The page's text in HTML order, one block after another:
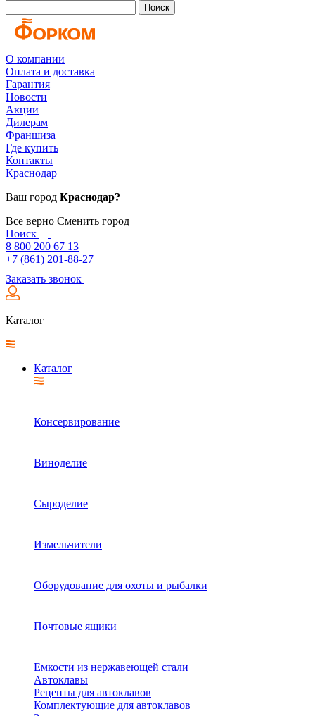
Поиск
О компании
Оплата и доставка
Гарантия
Новости
Акции
Дилерам
Франшиза
Где купить
Контакты
Краснодар
Ваш город Краснодар?
Все верно Сменить город
Поиск
8 800 200 67 13
+7 (861) 201-88-27
Заказать звонок
Каталог
Каталог
Консервирование
Виноделие
Сыроделие
Измельчители
Оборудование для охоты и рыбалки
Почтовые ящики
Емкости из нержавеющей стали
Автоклавы
Рецепты для автоклавов
Комплектующие для автоклавов